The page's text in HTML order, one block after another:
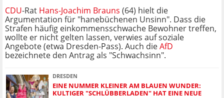
CDU-Rat Hans-Joachim Brauns (64) hielt die
Argumentation für "hanebüchenen Unsinn". Dass die
Strafen häufig einkommensschwache Bewohner treffen,
wollte er nicht gelten lassen, verwies auf soziale
Angebote (etwa Dresden-Pass). Auch dieAfD
bezeichnete den Antrag als "Schwachsinn".
DRESDEN
EINE NUMMER KLEINER AM BLAUEN WUNDER:
KULTIGER "SCHLÜBBERLADEN" HAT EINE NEUE